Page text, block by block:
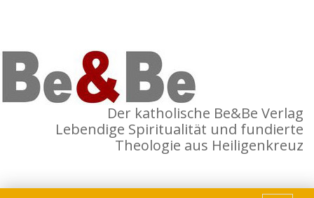
Der katholische Be&Be Verlag
Lebendige Spiritualität und fundierte
Theologie aus Heiligenkreuz